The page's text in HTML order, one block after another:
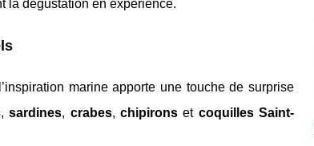
la dégustation en expérience.
marine apporte une touche de surprise
,sardines, crabes, chipironset coquilles Saint-